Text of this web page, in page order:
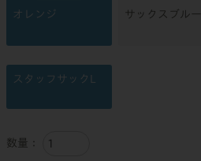
オレンジ サックスブルー
スタッフサックL